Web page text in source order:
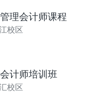
理会计师课程
校区
计师培训班
校区